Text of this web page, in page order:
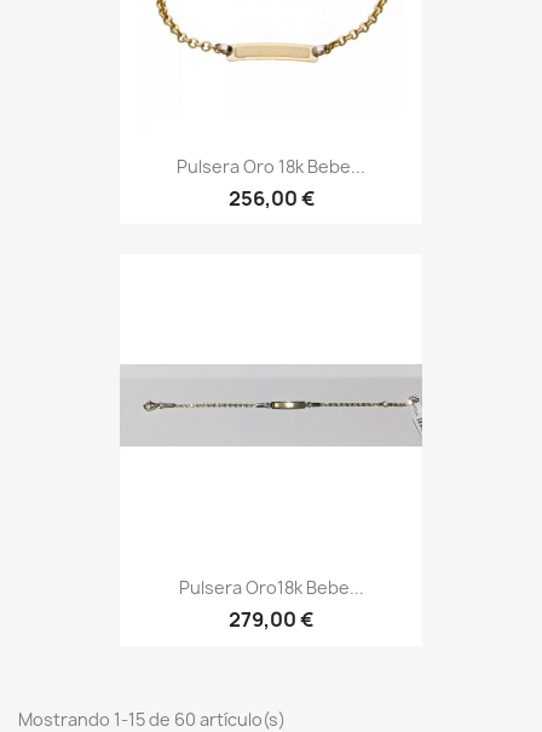
Pulsera Oro 18k Bebe...
256,00 €
Pulsera Oro18k Bebe...
279,00 €
Mostrando 1-15 de 60 artículo(s)